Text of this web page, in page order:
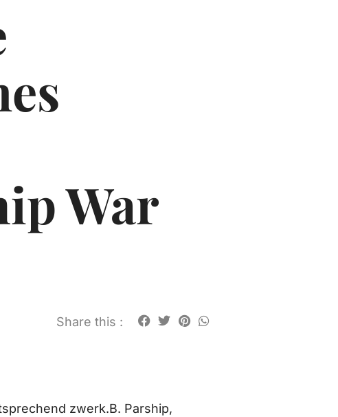
War
Share this :
zwerk.B. Parship,